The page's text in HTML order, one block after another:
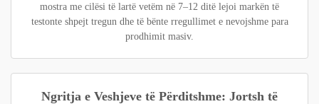
mostra me cilësi të lartë vetëm në 7–12 ditë lejoi markën të
testonte shpejt tregun dhe të bënte rregullimet e nevojshme para
prodhimit masiv.
Ngritja e Veshjeve të Përditshme: Jortsh të